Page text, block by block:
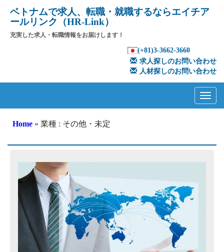
ベトナムで求人、転職・就職するならエイチア
ールリンク（HR-Link）
充実した求人・転職情報をお届けします！
(+81)3-3662-3660
求人探しのお問い合わせ
人材探しのお問い合わせ
Menu
content
Home » 業種 : その他・未定